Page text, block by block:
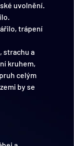
uvolnění.
trápení
strachu a
kruhem,
celým
by se